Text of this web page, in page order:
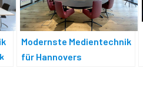
Modernste Medientechnik
für Hannovers